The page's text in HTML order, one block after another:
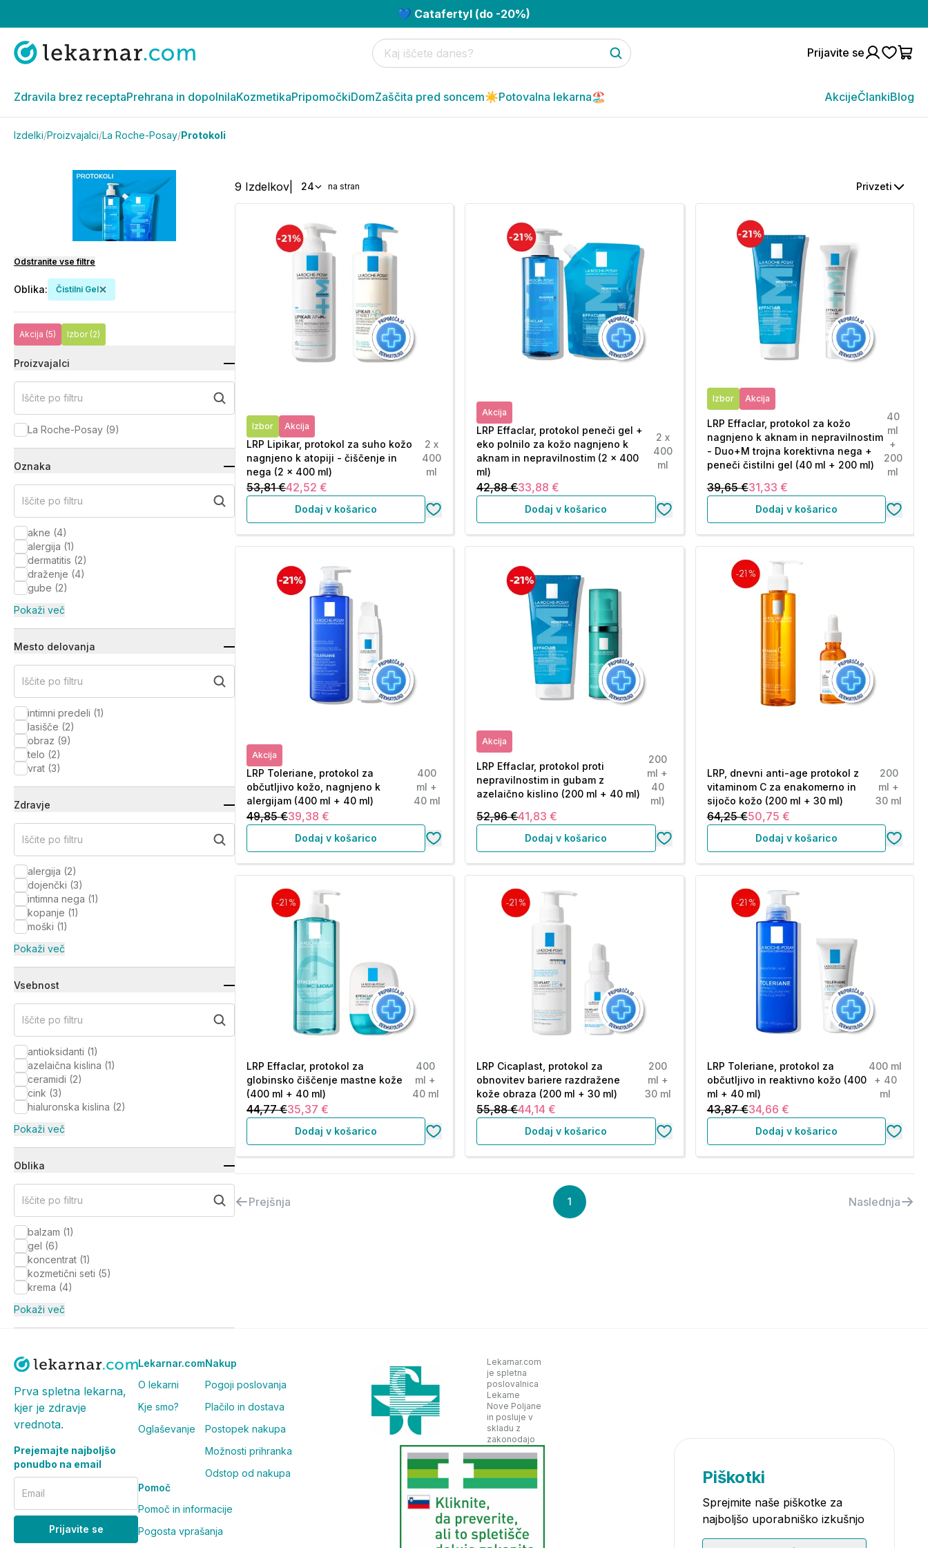
💙 Catafertyl (do -20%)
Prijavite se
Zdravila brez receptaPrehrana in dopolnilaKozmetikaPripomočkiDomZaščita pred soncem☀️Potovalna lekarna🏖️ AkcijeČlankiBlog
Izdelki/Proizvajalci/La Roche-Posay/Protokoli
Odstranite vse filtre
Oblika: Čistilni Gel
Akcija (5) Izbor (2)
Proizvajalci
Iščite po filtru
La Roche-Posay (9)
Oznaka
Iščite po filtru
akne (4)
alergija (1)
dermatitis (2)
draženje (4)
gube (2)
Pokaži več
Mesto delovanja
Iščite po filtru
intimni predeli (1)
lasišče (2)
obraz (9)
telo (2)
vrat (3)
Zdravje
Iščite po filtru
alergija (2)
dojenčki (3)
intimna nega (1)
kopanje (1)
moški (1)
Pokaži več
Vsebnost
Iščite po filtru
antioksidanti (1)
azelaična kislina (1)
ceramidi (2)
cink (3)
hialuronska kislina (2)
Pokaži več
Oblika
Iščite po filtru
balzam (1)
gel (6)
koncentrat (1)
kozmetični seti (5)
krema (4)
Pokaži več
9 Izdelkov 24 na stran Privzeti
Izbor Akcija
LRP Lipikar, protokol za suho kožo
nagnjeno k atopiji - čiščenje in
nega (2 x 400 ml)
2 x
400
ml
53,81 €42,52 €
Dodaj v košarico
Akcija
LRP Effaclar, protokol peneči gel +
eko polnilo za kožo nagnjeno k
aknam in nepravilnostim (2 x 400
ml)
2 x
400
ml
42,88 €33,88 €
Dodaj v košarico
Izbor Akcija
LRP Effaclar, protokol za kožo
nagnjeno k aknam in nepravilnostim
- Duo+M trojna korektivna nega +
peneči čistilni gel (40 ml + 200 ml)
40
ml
+
200
ml
39,65 €31,33 €
Dodaj v košarico
Akcija
LRP Toleriane, protokol za
občutljivo kožo, nagnjeno k
alergijam (400 ml + 40 ml)
400
ml +
40 ml
49,85 €39,38 €
Dodaj v košarico
Akcija
LRP Effaclar, protokol proti
nepravilnostim in gubam z
azelaično kislino (200 ml + 40 ml)
200
ml +
40
ml)
52,96 €41,83 €
Dodaj v košarico
LRP, dnevni anti-age protokol z
vitaminom C za enakomerno in
sijočo kožo (200 ml + 30 ml)
200
ml +
30 ml
64,25 €50,75 €
Dodaj v košarico
LRP Effaclar, protokol za
globinsko čiščenje mastne kože
(400 ml + 40 ml)
400
ml +
40 ml
44,77 €35,37 €
Dodaj v košarico
LRP Cicaplast, protokol za
obnovitev bariere razdražene
kože obraza (200 ml + 30 ml)
200
ml +
30 ml
55,88 €44,14 €
Dodaj v košarico
LRP Toleriane, protokol za
občutljivo in reaktivno kožo (400
ml + 40 ml)
400 ml
+ 40
ml
43,87 €34,66 €
Dodaj v košarico
Prejšnja 1 Naslednja
Prva spletna lekarna,
kjer je zdravje
vrednota.
Prejemajte najboljšo
ponudbo na email
Email
Prijavite se
Lekarnar.com
O lekarni
Kje smo?
Oglaševanje
Nakup
Pogoji poslovanja
Plačilo in dostava
Postopek nakupa
Možnosti prihranka
Odstop od nakupa
Pomoč
Pomoč in informacije
Pogosta vprašanja
Lekarnar.com
je spletna
poslovalnica
Lekarne
Nove Poljane
in posluje v
skladu z
zakonodajo
Piškotki
Sprejmite naše piškotke za
najboljšo uporabniško izkušnjo